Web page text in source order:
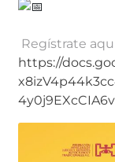
Regístrate
https://